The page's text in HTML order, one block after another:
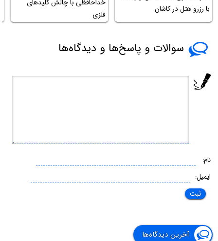
با رزرو هتل در کاشان
خداحافظی با چالش کلیدهای
فلزی
سوالات و پاسخ‌ها و دیدگاه‌ها
نام:
ایمیل:
آخرین دیدگاه‌ها